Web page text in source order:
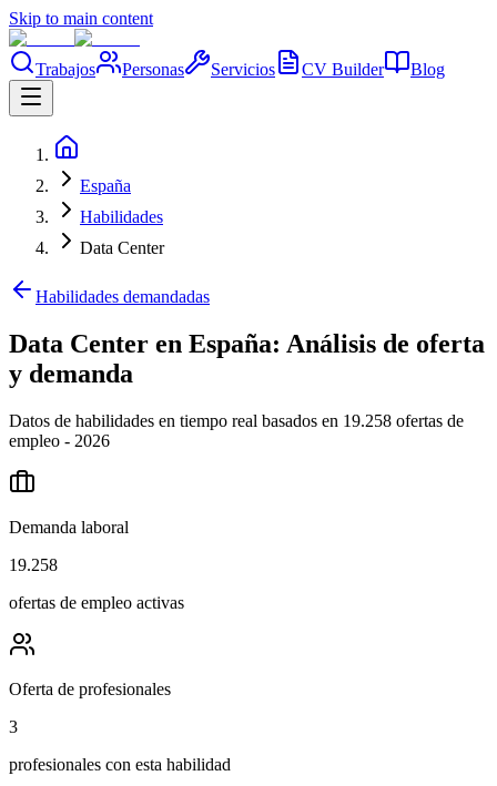
Skip to main content
Trabajos Personas Servicios CV Builder Blog
España
Habilidades
Data Center
Habilidades demandadas
Data Center en España: Análisis de oferta
y demanda
Datos de habilidades en tiempo real basados en 19.258 ofertas de
empleo - 2026
Demanda laboral
19.258
ofertas de empleo activas
Oferta de profesionales
3
profesionales con esta habilidad